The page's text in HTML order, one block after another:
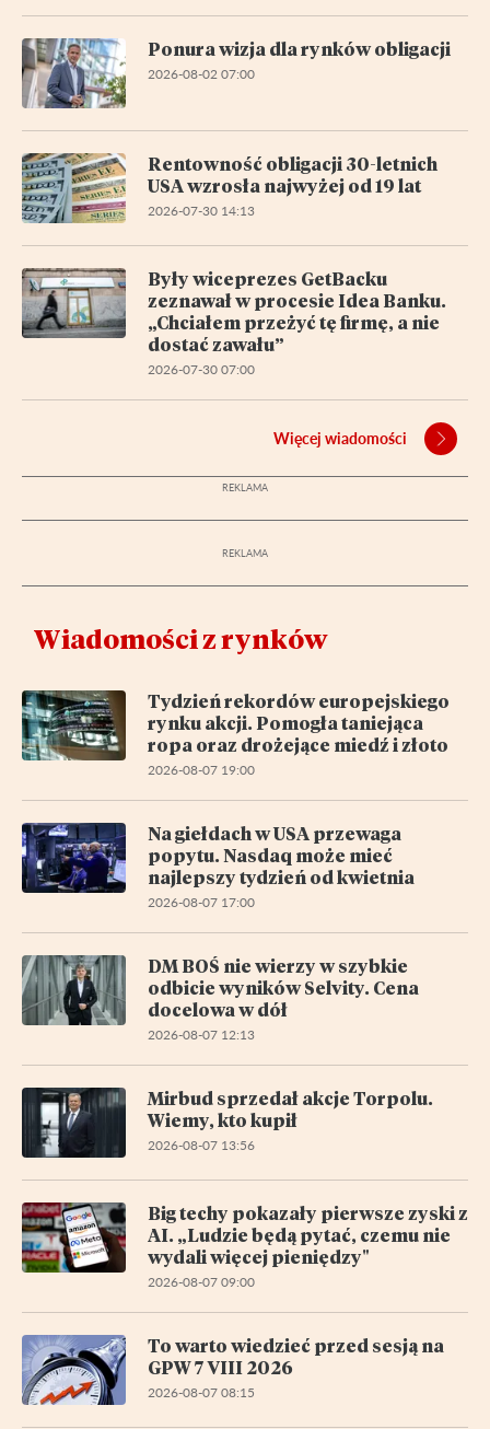
Ponura wizja dla rynków obligacji
2026-08-02 07:00
Rentowność obligacji 30-letnich
USA wzrosła najwyżej od 19 lat
2026-07-30 14:13
Były wiceprezes GetBacku
zeznawał w procesie Idea Banku.
„Chciałem przeżyć tę firmę, a nie
dostać zawału”
2026-07-30 07:00
Więcej wiadomości
Wiadomości z rynków
Tydzień rekordów europejskiego
rynku akcji. Pomogła taniejąca
ropa oraz drożejące miedź i złoto
2026-08-07 19:00
Na giełdach w USA przewaga
popytu. Nasdaq może mieć
najlepszy tydzień od kwietnia
2026-08-07 17:00
DM BOŚ nie wierzy w szybkie
odbicie wyników Selvity. Cena
docelowa w dół
2026-08-07 12:13
Mirbud sprzedał akcje Torpolu.
Wiemy, kto kupił
2026-08-07 13:56
Big techy pokazały pierwsze zyski z
AI. „Ludzie będą pytać, czemu nie
wydali więcej pieniędzy"
2026-08-07 09:00
To warto wiedzieć przed sesją na
GPW 7 VIII 2026
2026-08-07 08:15